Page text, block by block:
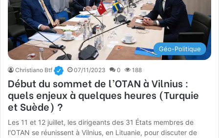
Géo-Politique
Christiano Btf 07/11/2023 0 188
Début du sommet de l’OTAN à Vilnius :
quels enjeux à quelques heures (Turquie
et Suède) ?
Les 11 et 12 juillet, les dirigeants des 31 États membres de
l'OTAN se réunissent à Vilnius, en Lituanie, pour discuter de